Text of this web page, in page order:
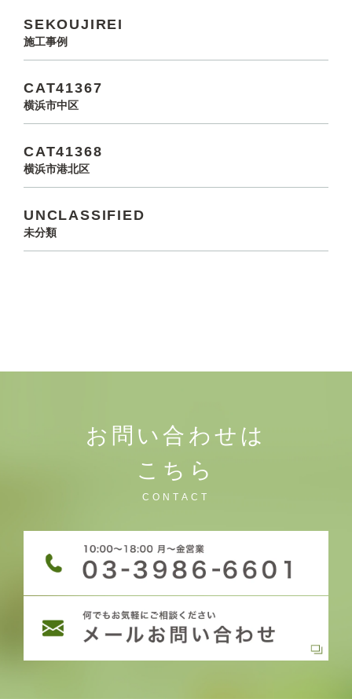
SEKOUJIREI
施工事例
CAT41367
横浜市中区
CAT41368
横浜市港北区
UNCLASSIFIED
未分類
お問い合わせは
こちら
CONTACT